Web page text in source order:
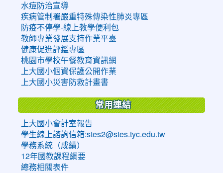
水痘防治宣導
疾病管制署嚴重特殊傳染性肺炎專區
防疫不停學-線上教學便利包
教師專業發展支持作業平臺
健康促進評鑑專區
桃園市學校午餐教育資訊網
上大國小個資保護公開作業
上大國小災害防救計畫書
常用連結
上大國小會計室報告
學生線上諮詢信箱:stes2@stes.tyc.edu.tw
學務系統（成績）
12年國教課程綱要
總務相關表件